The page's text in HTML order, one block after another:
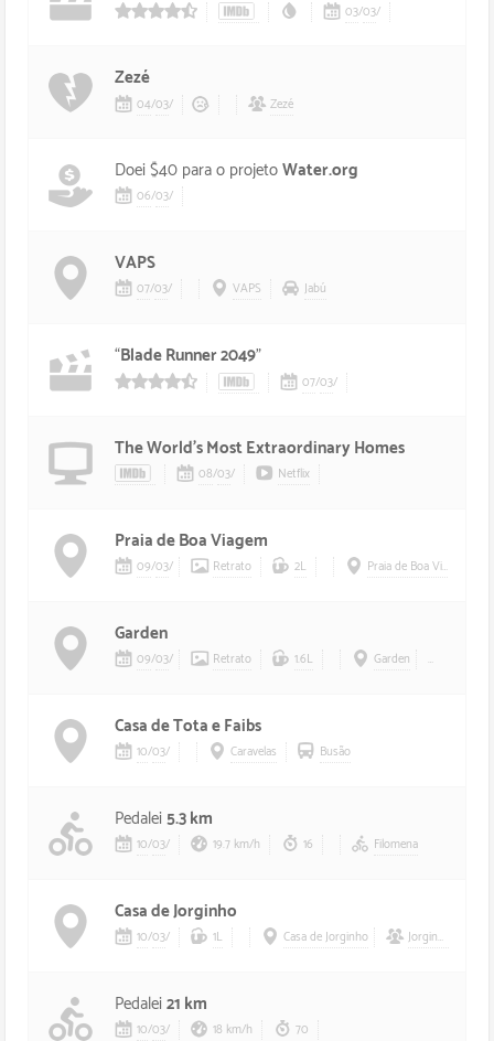
45/5 estrelas 03/03/
Zezé
04/03/ Zezé
Doei $40 para o projetoWater.org
06/03/
VAPS
07/03/ VAPS Jabú
“Blade Runner 2049”
45/5 estrelas 07/03/
The World’s Most Extraordinary Homes
08/03/ Netflix
Praia de Boa Viagem
09/03/ Retrato 2L Praia de Boa Viagem
Garden
09/03/ Retrato 1.6L Garden
Casa de Tota e Faibs
10/03/ Caravelas Busão
Pedalei5.3 km
10/03/ 19.7 km/h 16 Filomena
Casa de Jorginho
10/03/ 1L Casa de Jorginho Jorginho
Pedalei21 km
10/03/ 18 km/h 70